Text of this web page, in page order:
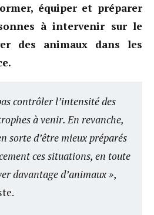
équiper et préparer
à intervenir sur le
des animaux dans les
contrôler l’intensité des
à venir. En revanche,
sorte d’être mieux préparés
ces situations, en toute
davantage d’animaux »,